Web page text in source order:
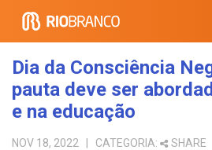
Dia da Consciência
pauta deve ser
e na educação
NOV 18, 2022 | CATEGORIA: SHARE